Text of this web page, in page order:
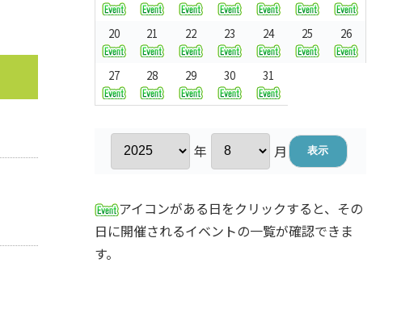
20 21 22 23 24 25 26
27 28 29 30 31
年 月
アイコンがある日をクリックすると、その
日に開催されるイベントの一覧が確認できま
す。